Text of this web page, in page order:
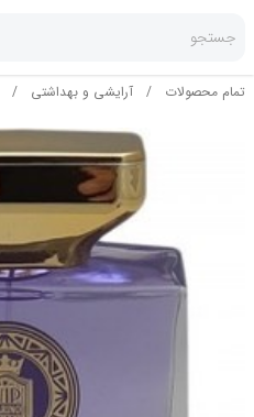
جستجو
تمام محصولات / آرایشی و بهداشتی /